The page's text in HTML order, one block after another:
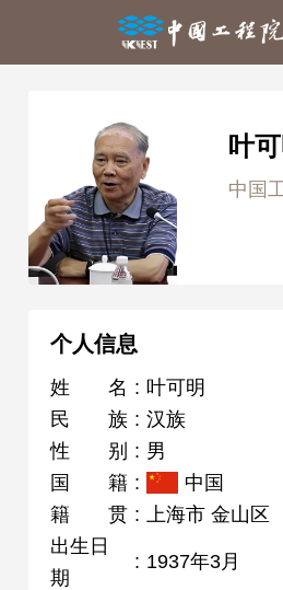
叶
中国
个人信息
姓名 : 叶可明
民族 : 汉族
性别 : 男
国籍 :
中国
籍贯 :
上海市 金山区
出生日
期
: 1937年3月